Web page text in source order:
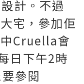
計。不過
宅，參加佢
Cruella會
日下午2時
參閱